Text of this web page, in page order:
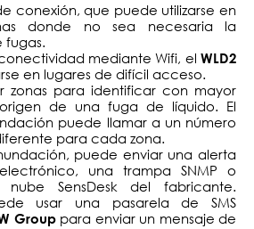
conexión, que puede utilizarse en
donde no sea necesaria la
mediante Wifi, el WLD2
en lugares de difícil acceso.
zonas para identificar con mayor
de una fuga de líquido. El
puede llamar a un número
para cada zona.
puede enviar una alerta
una trampa SNMP o
nube SensDesk del fabricante.
usar una pasarela de SMS
Grouppara enviar un mensaje de